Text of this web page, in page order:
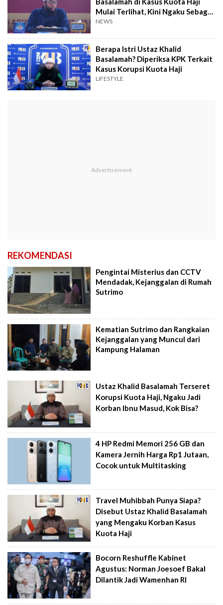
Mulai Terlihat, Kini Ngaku Sebagai
Korban
NEWS
Berapa Istri Ustaz Khalid
Basalamah? Diperiksa KPK Terkait
Kasus Korupsi Kuota Haji
LIFESTYLE
REKOMENDASI
Pengintai Misterius dan CCTV
Mendadak, Kejanggalan di Rumah
Sutrimo
Kematian Sutrimo dan Rangkaian
Kejanggalan yang Muncul dari
Kampung Halaman
Ustaz Khalid Basalamah Terseret
Korupsi Kuota Haji, Ngaku Jadi
Korban Ibnu Masud, Kok Bisa?
4 HP Redmi Memori 256 GB dan
Kamera Jernih Harga Rp1 Jutaan,
Cocok untuk Multitasking
Travel Muhibbah Punya Siapa?
Disebut Ustaz Khalid Basalamah
yang Mengaku Korban Kasus
Kuota Haji
Bocorn Reshuffle Kabinet
Agustus: Norman Joesoef Bakal
Dilantik Jadi Wamenhan RI